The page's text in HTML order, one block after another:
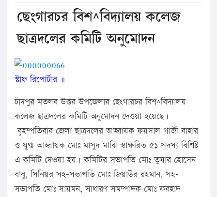
ছেংগারচর বিশ^বিদ্যালয় কলেজ
ছাত্রদলের কমিটি অনুমোদন
স্টাফ রিপোর্টার ॥
চাঁদপুর মতলব উত্তর উপজেলার ছেংগারচর বিশ^বিদ্যালয়
কলেজ ছাত্রদলের কমিটি অনুমোদন দেওয়া হয়েছে।
বৃহম্পতিবার জেলা ছাত্রদলের আহ্বায়ক ফয়সাল গাজী বাহার
ও যুগ্ম আহ্বায়ক মোঃ মাসুদ মাঝি স্বাক্ষরিত ৫১ সদস্য বিশিষ্ট
এ কমিটি দেওয়া হয়। কমিটির সভাপতি মোঃ তুষার হোসেন
বাবু, সিনিয়র সহ-সভাপতি মোঃ জিয়াউর রহমান, সহ-
সভাপতি মোঃ সায়মন, সাধারণ সমম্পাদক মোঃ ফরহাদ